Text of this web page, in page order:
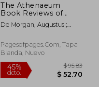
The Athenaeum
Book Reviews of
Augustus De Morgan.
Volume One 1840 -
De Morgan, Augustus ;
Pagesofpages.com, Tapa
Blanda, Nuevo